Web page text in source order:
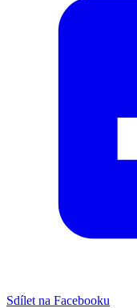
Sdílet na Facebooku